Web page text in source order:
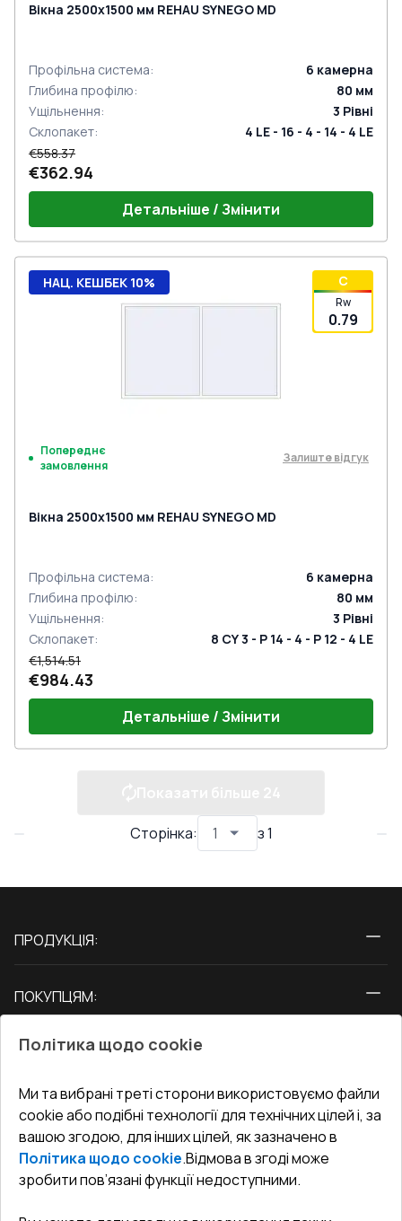
Вікна 2500x1500 мм REHAU SYNEGO MD
Профільна система: 6 камерна
Глибина профілю: 80 мм
Ущільнення: 3 Рівні
Склопакет:
4 LE - 16 - 4 - 14 - 4 LE
€558.37
€362.94
Детальніше / Змінити
C
Rw
0.79
НАЦ. КЕШБЕК 10%
Попереднє
замовлення
Залиште відгук
Вікна 2500x1500 мм REHAU SYNEGO MD
Профільна система: 6 камерна
Глибина профілю: 80 мм
Ущільнення: 3 Рівні
Склопакет:
8 CY 3 - P 14 - 4 - P 12 - 4 LE
€1,514.51
€984.43
Детальніше / Змінити
Сторінка: з1
ПРОДУКЦІЯ:
Двері
ПОКУПЦЯМ:
Блог
Адреса гіпермаркета
Як правильно заміряти вікна
СЕРВІС ТА ОБЛУГОВУВАННЯ:
Доставка і Оплата
Гарантія та Сервіс
Повернення товару
Договір публічної оферти
КОНТАКТИ
Офіс:Україна, м. Вінниця, вул. Келецька 60 кв. 61
undefined(undefined)
Політика щодо cookie
Ми та вибрані треті сторони використовуємо файли
cookie або подібні технології для технічних цілей і, за
вашою згодою, для інших цілей, як зазначено в
Політика щодо cookie.Відмова в згоді може
зробити пов’язані функції недоступними.